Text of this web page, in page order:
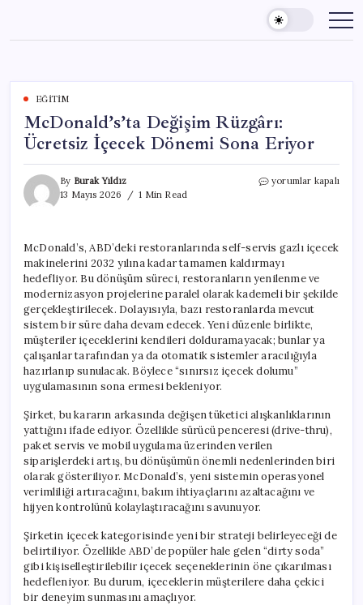
content
EĞITIM
McDonald’s’ta Değişim Rüzgârı:
Ücretsiz İçecek Dönemi Sona Eriyor
By Burak Yıldız
13 Mayıs 2026
1 Min Read
McDonald’s’ta
Dönemi
Sona
Eriyor
için
yorumlar kapalı
McDonald’s, ABD’deki restoranlarında self-servis gazlı içecek
makinelerini 2032 yılına kadar tamamen kaldırmayı
hedefliyor. Bu dönüşüm süreci, restoranların yenilenme ve
modernizasyon projelerine paralel olarak kademeli bir şekilde
gerçekleştirilecek. Dolayısıyla, bazı restoranlarda mevcut
sistem bir süre daha devam edecek. Yeni düzenle birlikte,
müşteriler içeceklerini kendileri dolduramayacak; bunlar ya
çalışanlar tarafından ya da otomatik sistemler aracılığıyla
hazırlanıp sunulacak. Böylece “sınırsız içecek dolumu”
uygulamasının sona ermesi bekleniyor.
Şirket, bu kararın arkasında değişen tüketici alışkanlıklarının
yattığını ifade ediyor. Özellikle sürücü penceresi (drive-thru),
paket servis ve mobil uygulama üzerinden verilen
siparişlerdeki artış, bu dönüşümün önemli nedenlerinden biri
olarak gösteriliyor. McDonald’s, yeni sistemin operasyonel
verimliliği artıracağını, bakım ihtiyaçlarını azaltacağını ve
hijyen kontrolünü kolaylaştıracağını savunuyor.
Şirketin içecek kategorisinde yeni bir strateji belirleyeceği de
belirtiliyor. Özellikle ABD’de popüler hale gelen “dirty soda”
gibi kişiselleştirilebilir içecek seçeneklerinin öne çıkarılması
hedefleniyor. Bu durum, içeceklerin müşterilere daha çekici
bir deneyim sunmasını amaçlıyor.